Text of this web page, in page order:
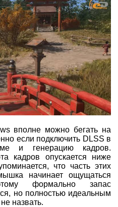
вполне можно бегать на
если подключить DLSS в
и генерацию кадров.
кадров опускается ниже
что часть этих
начинает ощущаться
формально запас
но полностью идеальным
назвать.